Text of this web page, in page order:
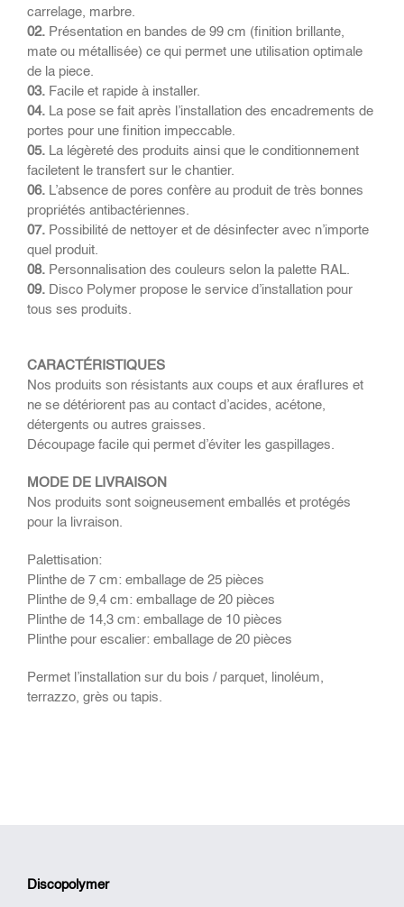
carrelage, marbre.
02. Présentation en bandes de 99 cm (finition brillante,
mate ou métallisée) ce qui permet une utilisation optimale
de la piece.
03. Facile et rapide à installer.
04. La pose se fait après l’installation des encadrements de
portes pour une finition impeccable.
05. La légèreté des produits ainsi que le conditionnement
faciletent le transfert sur le chantier.
06. L’absence de pores confère au produit de très bonnes
propriétés antibactériennes.
07. Possibilité de nettoyer et de désinfecter avec n’importe
quel produit.
08. Personnalisation des couleurs selon la palette RAL.
09. Disco Polymer propose le service d’installation pour
tous ses produits.
CARACTÉRISTIQUES
Nos produits son résistants aux coups et aux éraflures et
ne se détériorent pas au contact d’acides, acétone,
détergents ou autres graisses.
Découpage facile qui permet d’éviter les gaspillages.
MODE DE LIVRAISON
Nos produits sont soigneusement emballés et protégés
pour la livraison.
Palettisation:
Plinthe de 7 cm: emballage de 25 pièces
Plinthe de 9,4 cm: emballage de 20 pièces
Plinthe de 14,3 cm: emballage de 10 pièces
Plinthe pour escalier: emballage de 20 pièces
Permet l’installation sur du bois / parquet, linoléum,
terrazzo, grès ou tapis.
Discopolymer